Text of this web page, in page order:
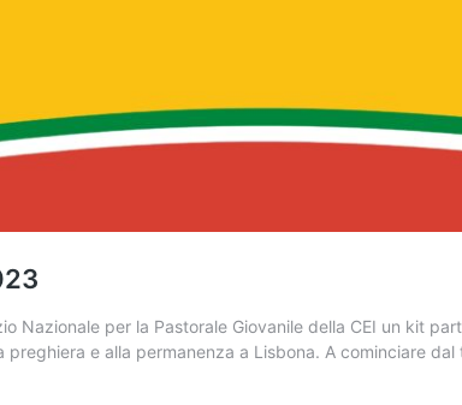
Nazionale per la Pastorale Giovanile della CEI un kit
e alla permanenza a Lisbona. A cominciare